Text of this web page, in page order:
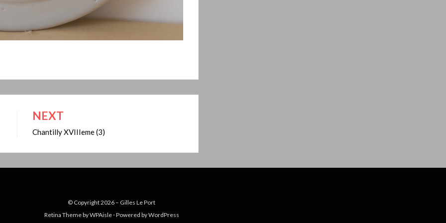
NEXT
Chantilly XVIIIeme (3)
© Copyright 2026 – Gilles Le Port
Retina Theme byWPAisle ⋅ Powered byWordPress